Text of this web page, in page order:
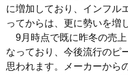
に増加しており、インフル
ってからは、更に勢いを増
9月時点で既に昨冬の売上
なっており、今後流行のピ
思われます。メーカーから